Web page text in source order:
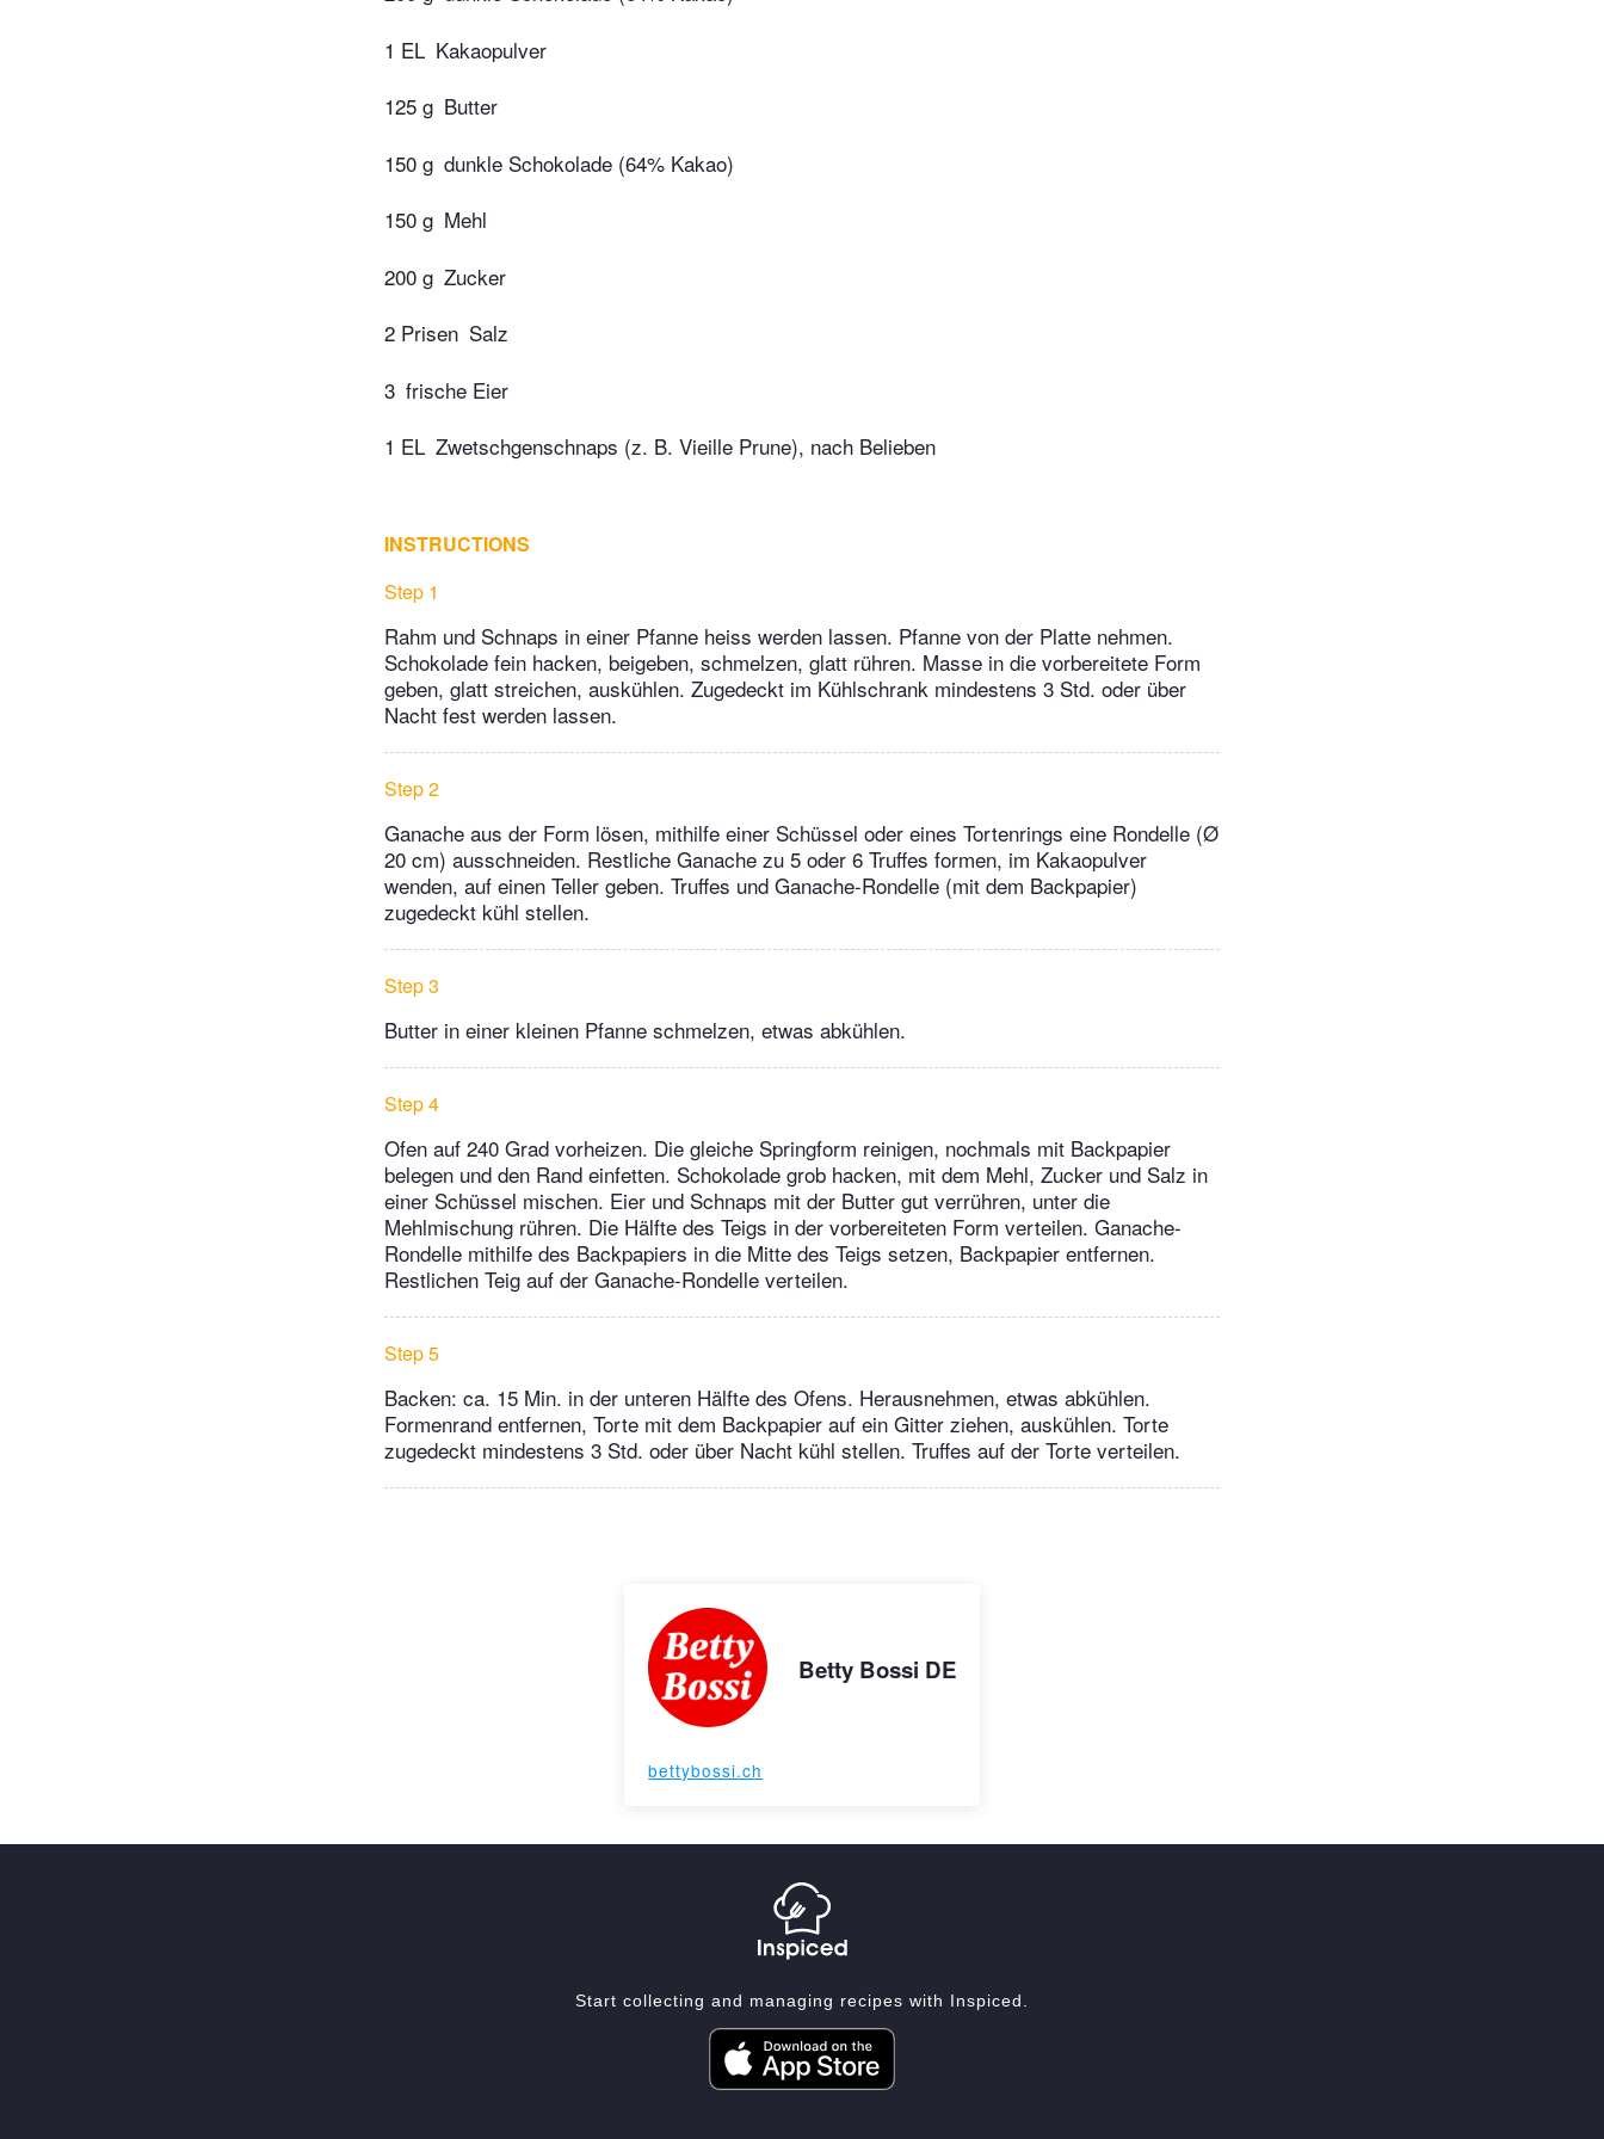
1 EL Kakaopulver
125 g Butter
150 g dunkle Schokolade (64% Kakao)
150 g Mehl
200 g Zucker
2 Prisen Salz
3 frische Eier
1 EL Zwetschgenschnaps (z. B. Vieille Prune), nach Belieben
INSTRUCTIONS
Step 1
Rahm und Schnaps in einer Pfanne heiss werden lassen. Pfanne von der Platte nehmen.
Schokolade fein hacken, beigeben, schmelzen, glatt rühren. Masse in die vorbereitete Form
geben, glatt streichen, auskühlen. Zugedeckt im Kühlschrank mindestens 3 Std. oder über
Nacht fest werden lassen.
Step 2
Ganache aus der Form lösen, mithilfe einer Schüssel oder eines Tortenrings eine Rondelle (Ø
20 cm) ausschneiden. Restliche Ganache zu 5 oder 6 Truffes formen, im Kakaopulver
wenden, auf einen Teller geben. Truffes und Ganache-Rondelle (mit dem Backpapier)
zugedeckt kühl stellen.
Step 3
Butter in einer kleinen Pfanne schmelzen, etwas abkühlen.
Step 4
Ofen auf 240 Grad vorheizen. Die gleiche Springform reinigen, nochmals mit Backpapier
belegen und den Rand einfetten. Schokolade grob hacken, mit dem Mehl, Zucker und Salz in
einer Schüssel mischen. Eier und Schnaps mit der Butter gut verrühren, unter die
Mehlmischung rühren. Die Hälfte des Teigs in der vorbereiteten Form verteilen. Ganache-
Rondelle mithilfe des Backpapiers in die Mitte des Teigs setzen, Backpapier entfernen.
Restlichen Teig auf der Ganache-Rondelle verteilen.
Step 5
Backen: ca. 15 Min. in der unteren Hälfte des Ofens. Herausnehmen, etwas abkühlen.
Formenrand entfernen, Torte mit dem Backpapier auf ein Gitter ziehen, auskühlen. Torte
zugedeckt mindestens 3 Std. oder über Nacht kühl stellen. Truffes auf der Torte verteilen.
Betty Bossi DE
bettybossi.ch
Start collecting and managing recipes with Inspiced.